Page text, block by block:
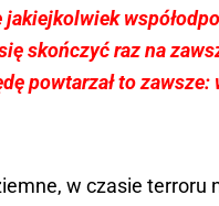
jakiejkolwiek
skończyć raz na
powtarzał to
w czasie terroru